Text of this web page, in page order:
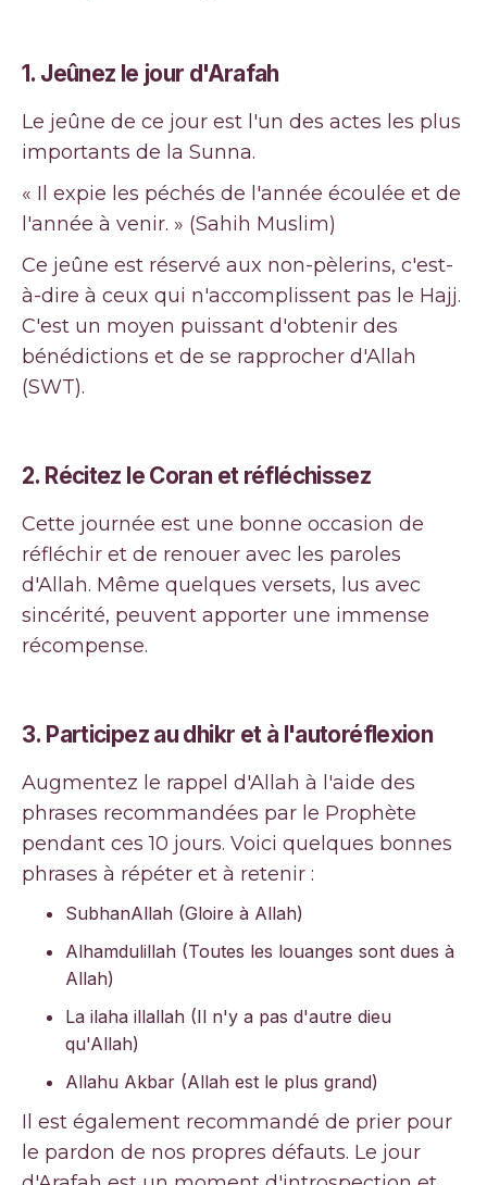
1. Jeûnez le jour d'Arafah
Le jeûne de ce jour est l'un des actes les plus
importants de la Sunna.
« Il expie les péchés de l'année écoulée et de
l'année à venir. » (Sahih Muslim)
Ce jeûne est réservé aux non-pèlerins, c'est-
à-dire à ceux qui n'accomplissent pas le Hajj.
C'est un moyen puissant d'obtenir des
bénédictions et de se rapprocher d'Allah
(SWT).
2. Récitez le Coran et réfléchissez
Cette journée est une bonne occasion de
réfléchir et de renouer avec les paroles
d'Allah. Même quelques versets, lus avec
sincérité, peuvent apporter une immense
récompense.
3. Participez au dhikr et à l'autoréflexion
Augmentez le rappel d'Allah à l'aide des
phrases recommandées par le Prophète
pendant ces 10 jours. Voici quelques bonnes
phrases à répéter et à retenir :
SubhanAllah (Gloire à Allah)
Alhamdulillah (Toutes les louanges sont dues à
Allah)
La ilaha illallah (Il n'y a pas d'autre dieu
qu'Allah)
Allahu Akbar (Allah est le plus grand)
Il est également recommandé de prier pour
le pardon de nos propres défauts. Le jour